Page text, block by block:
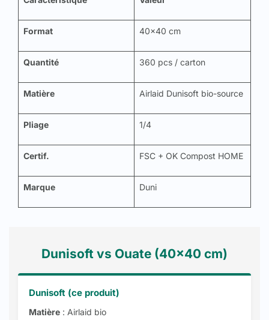
Format 40x40 cm
Quantité 360 pcs / carton
Matière Airlaid Dunisoft bio-source
Pliage 1/4
Certif. FSC + OK Compost HOME
Marque Duni
Dunisoft vs Ouate (40x40 cm)
Dunisoft (ce produit)
Matière : Airlaid bio